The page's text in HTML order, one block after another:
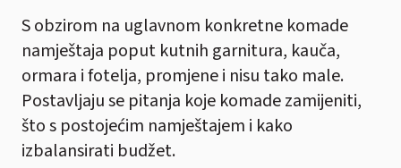
S obzirom na uglavnom konkretne komade
namještaja poput kutnih garnitura, kauča,
ormara i fotelja, promjene i nisu tako male.
Postavljaju se pitanja koje komade zamijeniti,
što s postojećim namještajem i kako
izbalansirati budžet.